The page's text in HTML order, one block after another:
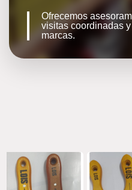
Ofrecemos
visitas coordinadas
marcas.